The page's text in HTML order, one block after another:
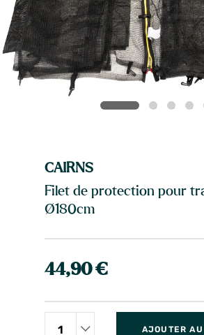
CAIRNS
Filet de protection pour
Ø180cm
44,90 €
AJOUTER